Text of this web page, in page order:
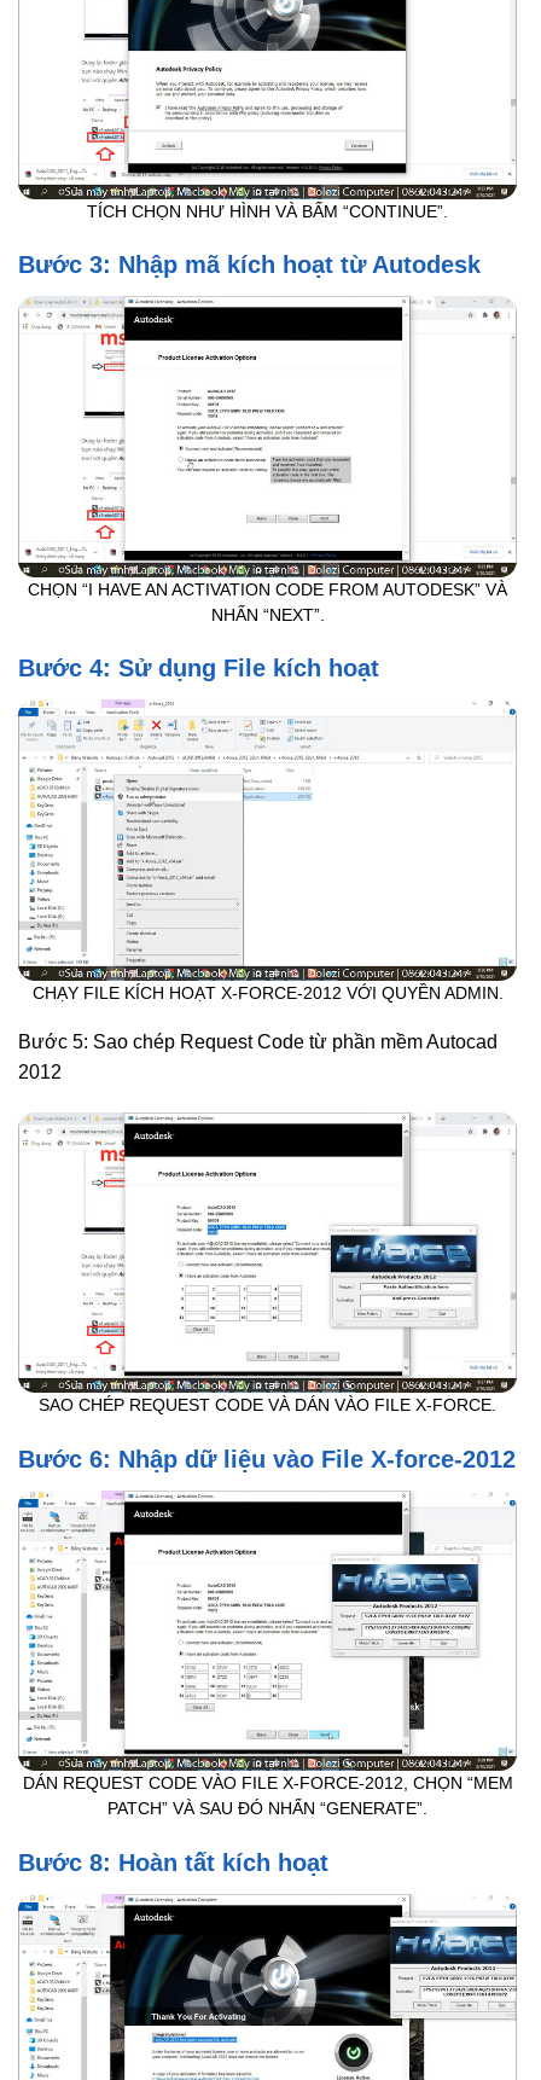
TÍCH CHỌN NHƯ HÌNH VÀ BẤM “CONTINUE”.
Bước 3: Nhập mã kích hoạt từ Autodesk
CHỌN “I HAVE AN ACTIVATION CODE FROM AUTODESK” VÀ
NHẤN “NEXT”.
Bước 4: Sử dụng File kích hoạt
CHẠY FILE KÍCH HOẠT X-FORCE-2012 VỚI QUYỀN ADMIN.
Bước 5: Sao chép Request Code từ phần mềm Autocad
2012
SAO CHÉP REQUEST CODE VÀ DÁN VÀO FILE X-FORCE.
Bước 6: Nhập dữ liệu vào File X-force-2012
DÁN REQUEST CODE VÀO FILE X-FORCE-2012, CHỌN “MEM
PATCH” VÀ SAU ĐÓ NHẤN “GENERATE”.
Bước 8: Hoàn tất kích hoạt